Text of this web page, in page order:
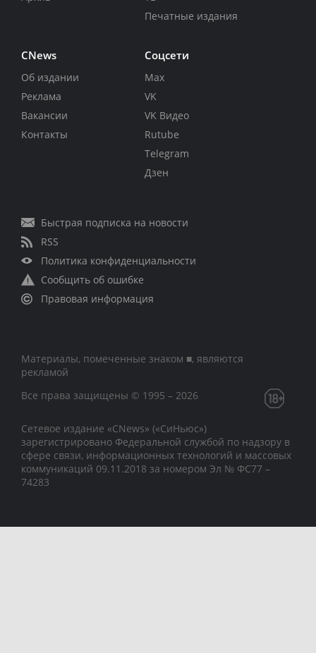
Печатные издания
CNews
Об издании
Реклама
Вакансии
Контакты
Соцсети
Max
VK
VK Видео
Rutube
Telegram
Дзен
Быстрая подписка на новости
RSS
Политика конфиденциальности
Сообщить об ошибке
Правовая информация
Материалы, помеченные знаком ■, являются
рекламой
Все права защищены © 1995 – 2026
Сетевое издание «CNews» («СиНьюс»)
зарегистрировано Федеральной службой по надзору в
сфере связи, информационных технологий и массовых
коммуникаций 09.11.2018 за номером Эл № ФС77 –
74283